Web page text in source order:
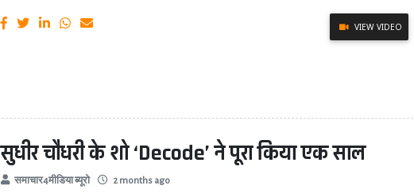
VIEW VIDEO
सुधीर चौधरी के शो ‘Decode’ ने पूरा किया एक साल
समाचार4मीडिया ब्यूरो 2 months ago